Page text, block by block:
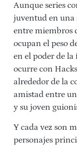
Aunque series
juventud en una
entre miembros
ocupan el peso
en el poder de la
ocurre con
alrededor de la
amistad entre
y su joven
Y cada vez son
personajes